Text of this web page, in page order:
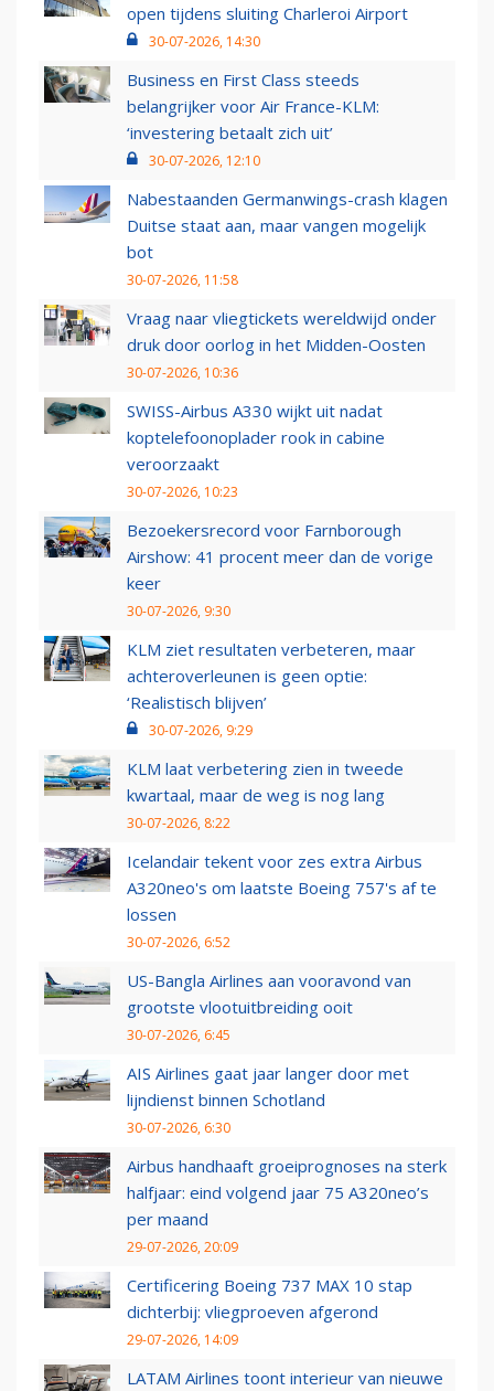
open tijdens sluiting Charleroi Airport
30-07-2026, 14:30
Business en First Class steeds
belangrijker voor Air France-KLM:
‘investering betaalt zich uit’
30-07-2026, 12:10
Nabestaanden Germanwings-crash klagen
Duitse staat aan, maar vangen mogelijk
bot
30-07-2026, 11:58
Vraag naar vliegtickets wereldwijd onder
druk door oorlog in het Midden-Oosten
30-07-2026, 10:36
SWISS-Airbus A330 wijkt uit nadat
koptelefoonoplader rook in cabine
veroorzaakt
30-07-2026, 10:23
Bezoekersrecord voor Farnborough
Airshow: 41 procent meer dan de vorige
keer
30-07-2026, 9:30
KLM ziet resultaten verbeteren, maar
achteroverleunen is geen optie:
‘Realistisch blijven’
30-07-2026, 9:29
KLM laat verbetering zien in tweede
kwartaal, maar de weg is nog lang
30-07-2026, 8:22
Icelandair tekent voor zes extra Airbus
A320neo's om laatste Boeing 757's af te
lossen
30-07-2026, 6:52
US-Bangla Airlines aan vooravond van
grootste vlootuitbreiding ooit
30-07-2026, 6:45
AIS Airlines gaat jaar langer door met
lijndienst binnen Schotland
30-07-2026, 6:30
Airbus handhaaft groeiprognoses na sterk
halfjaar: eind volgend jaar 75 A320neo’s
per maand
29-07-2026, 20:09
Certificering Boeing 737 MAX 10 stap
dichterbij: vliegproeven afgerond
29-07-2026, 14:09
LATAM Airlines toont interieur van nieuwe